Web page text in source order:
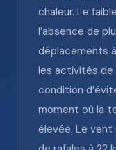
chaleur. Le
l’absence de
déplacements
les activités de
condition
moment où la
élevée. Le vent